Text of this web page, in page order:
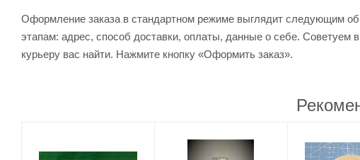
Оформление заказа в стандартном режиме выглядит следующим
этапам: адрес, способ доставки, оплаты, данные о себе. Советуем
курьеру вас найти. Нажмите кнопку «Оформить заказ».